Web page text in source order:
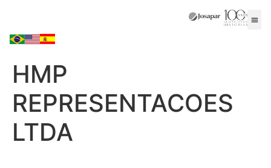
HMP
REPRESENTACOES
LTDA